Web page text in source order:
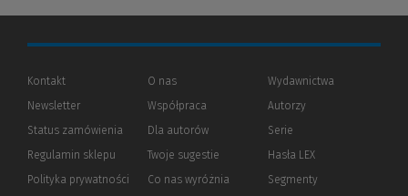
Kontakt
Newsletter
Status zamówienia
Regulamin sklepu
Polityka prywatności (Nowe
(Link
O nas
Współpraca
Dla autorów(Nowe
(Link
innej
strony)
Twoje sugestie
Co nas wyróżnia
Wydawnictwa
Autorzy
Serie
Hasła LEX
Segmenty